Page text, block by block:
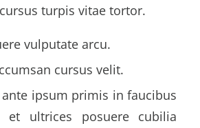
turpis vitae tortor.
vulputate arcu.
cursus velit.
ipsum primis in faucibus
et ultrices posuere cubilia